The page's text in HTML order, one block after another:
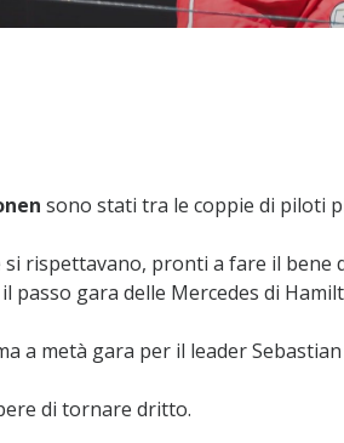
sono stati tra le coppie di piloti
rispettavano, pronti a fare il bene
passo gara delle Mercedes di
a metà gara per il leader
di tornare dritto.